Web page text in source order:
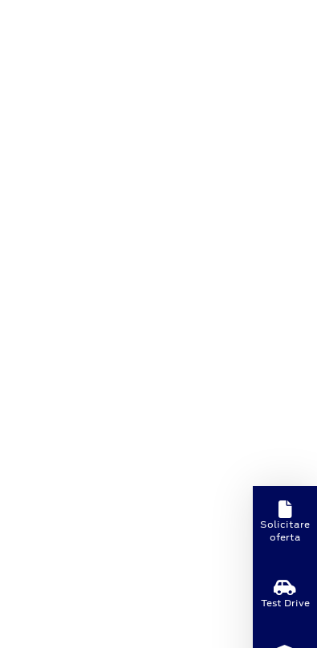
Solicitare
oferta
Test Drive